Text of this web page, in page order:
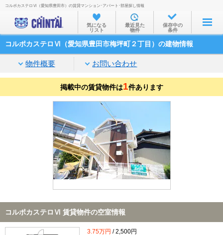
お部屋を探す
沿線・駅から
家賃相場から
通勤通学時間から
物件特集から
不動産会社から
TOP
コルポカステロⅥ（愛知県豊田市）の賃貸マンション･アパート･部屋探し情報
気になる
リスト
最近見た
物件
保存中の
条件
コルポカステロⅥ（愛知県豊田市梅坪町２丁目）の建物情報
物件概要 お問い合わせ
掲載中の賃貸物件は1件あります
コルポカステロⅥ 賃貸物件の空室情報
3.75万円 / 2,500円